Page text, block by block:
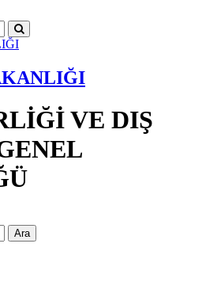
VE DIŞ
Ara